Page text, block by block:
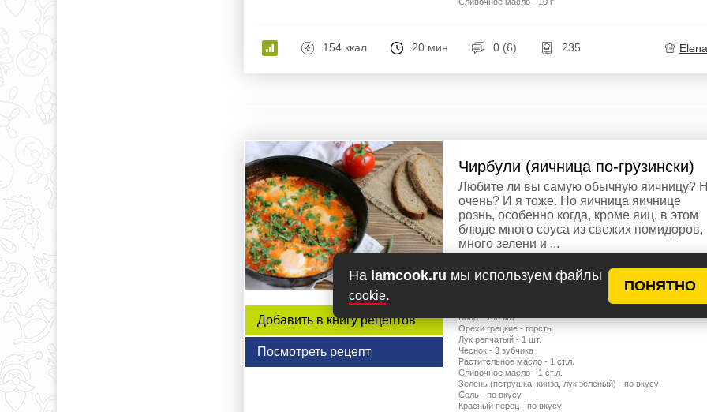
На iamcook.ru мы используем файлы
cookie.
ПОНЯТНО
154 ккал 20 мин 0 (6) 235
Добавить в книгу рецептов
Посмотреть рецепт
Чирбули (яичница по-грузински)
Любите ли вы самую обычную яичницу?
очень? И я тоже. Но яичница яичнице
рознь, особенно когда, кроме яиц, в этом
блюде много соуса из свежих помидоров,
много зелени и ...
Ингредиенты
Яйца куриные - 4 шт.
Вода - 100 мл
Орехи грецкие - горсть
Лук репчатый - 1 шт.
Чеснок - 3 зубчика
Растительное масло - 1 ст.л.
Сливочное масло - 1 ст.л.
Зелень (петрушка, кинза, лук зеленый) - по вкусу
Соль - по вкусу
Красный перец - по вкусу